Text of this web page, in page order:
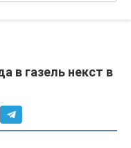
в газель некст в